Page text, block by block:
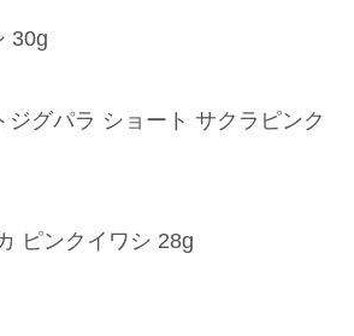
30g
ジグパラ ショート サクラピンク
ピンクイワシ 28g